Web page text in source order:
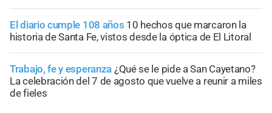
El diario cumple 108 años 10 hechos que marcaron la
historia de Santa Fe, vistos desde la óptica de El Litoral
Trabajo, fe y esperanza ¿Qué se le pide a San Cayetano?
La celebración del 7 de agosto que vuelve a reunir a miles
de fieles